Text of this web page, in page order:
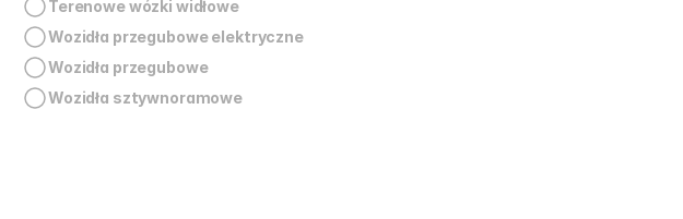
Terenowe wózki widłowe
Wozidła przegubowe elektryczne
Wozidła przegubowe
Wozidła sztywnoramowe